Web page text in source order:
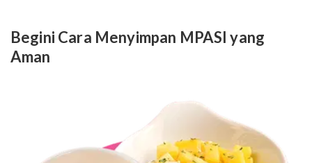
Begini Cara Menyimpan MPASI yang
Aman